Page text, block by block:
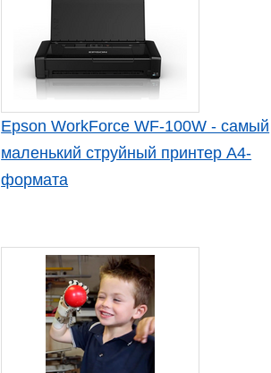
Epson WorkForce WF-100W - самый
маленький струйный принтер А4-
формата